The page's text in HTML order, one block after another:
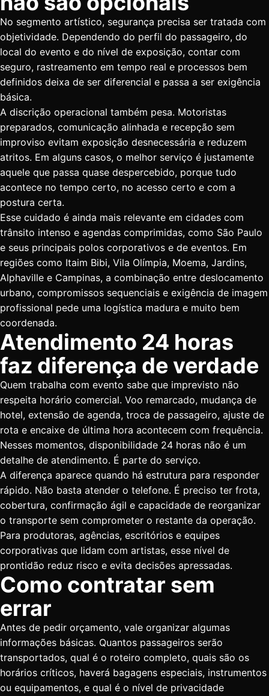
No segmento artístico, segurança precisa ser tratada com
objetividade. Dependendo do perfil do passageiro, do
local do evento e do nível de exposição, contar com
seguro, rastreamento em tempo real e processos bem
definidos deixa de ser diferencial e passa a ser exigência
básica.
A discrição operacional também pesa. Motoristas
preparados, comunicação alinhada e recepção sem
improviso evitam exposição desnecessária e reduzem
atritos. Em alguns casos, o melhor serviço é justamente
aquele que passa quase despercebido, porque tudo
acontece no tempo certo, no acesso certo e com a
postura certa.
Esse cuidado é ainda mais relevante em cidades com
trânsito intenso e agendas comprimidas, como São Paulo
e seus principais polos corporativos e de eventos. Em
regiões como Itaim Bibi, Vila Olímpia, Moema, Jardins,
Alphaville e Campinas, a combinação entre deslocamento
urbano, compromissos sequenciais e exigência de imagem
profissional pede uma logística madura e muito bem
coordenada.
Atendimento 24 horas
faz diferença de verdade
Quem trabalha com evento sabe que imprevisto não
respeita horário comercial. Voo remarcado, mudança de
hotel, extensão de agenda, troca de passageiro, ajuste de
rota e encaixe de última hora acontecem com frequência.
Nesses momentos, disponibilidade 24 horas não é um
detalhe de atendimento. É parte do serviço.
A diferença aparece quando há estrutura para responder
rápido. Não basta atender o telefone. É preciso ter frota,
cobertura, confirmação ágil e capacidade de reorganizar
o transporte sem comprometer o restante da operação.
Para produtoras, agências, escritórios e equipes
corporativas que lidam com artistas, esse nível de
prontidão reduz risco e evita decisões apressadas.
Como contratar sem
errar
Antes de pedir orçamento, vale organizar algumas
informações básicas. Quantos passageiros serão
transportados, qual é o roteiro completo, quais são os
horários críticos, haverá bagagens especiais, instrumentos
ou equipamentos, e qual é o nível de privacidade